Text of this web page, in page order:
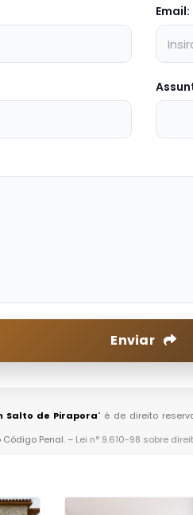
Email:
Enviar
Salto de Pirapora" é de direito
Penal. – Lei n° 9.610-98 sobre